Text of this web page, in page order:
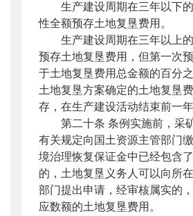
生产建设周期在三年以下的
性全额预存土地复垦费用。
生产建设周期在三年以上的
预存土地复垦费用，但第一次
于土地复垦费用总金额的百分
土地复垦方案确定的土地复垦
存，在生产建设活动结束前一年
第二十条 条例实施前，采
有关规定向国土资源主管部门
境治理恢复保证金中已经包含
的，土地复垦义务人可以向所
部门提出申请，经审核属实的
应数额的土地复垦费用。